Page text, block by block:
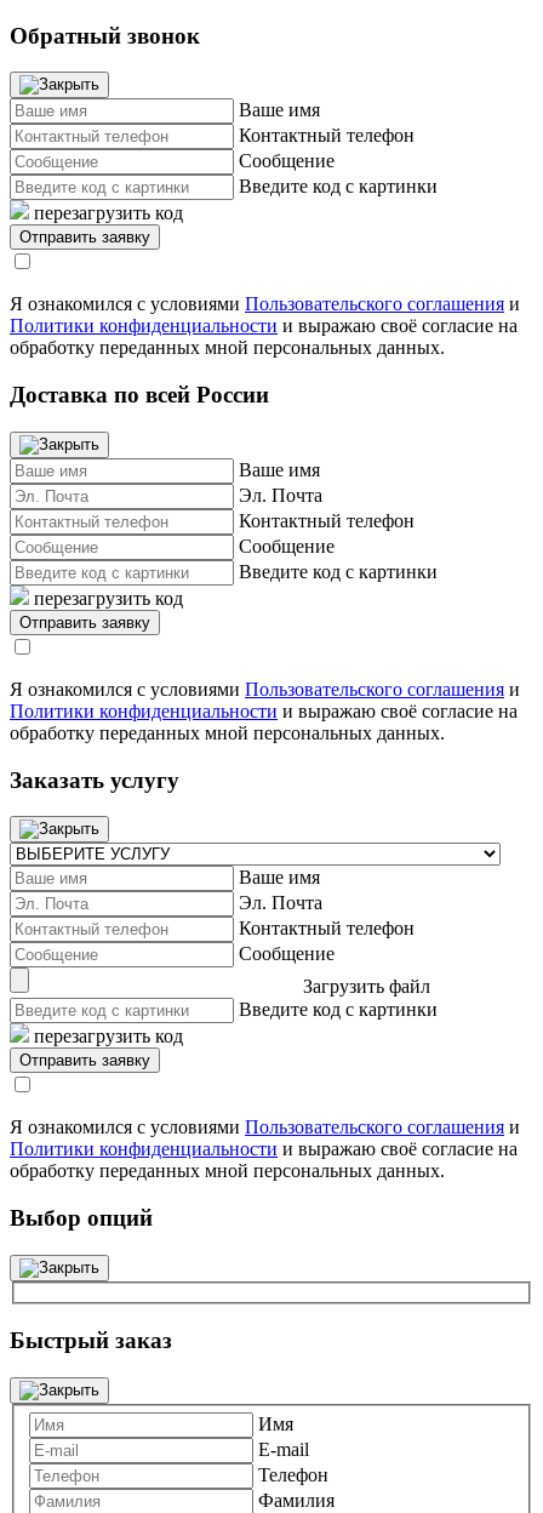
Обратный звонок
Ваше имя
Контактный телефон
Сообщение
Введите код с картинки
перезагрузить код
Я ознакомился с условиями Пользовательского соглашения и
Политики конфиденциальности и выражаю своё согласие на
обработку переданных мной персональных данных.
Доставка по всей России
Ваше имя
Эл. Почта
Контактный телефон
Сообщение
Введите код с картинки
перезагрузить код
Я ознакомился с условиями Пользовательского соглашения и
Политики конфиденциальности и выражаю своё согласие на
обработку переданных мной персональных данных.
Заказать услугу
Ваше имя
Эл. Почта
Контактный телефон
Сообщение
Загрузить файл
Введите код с картинки
перезагрузить код
Я ознакомился с условиями Пользовательского соглашения и
Политики конфиденциальности и выражаю своё согласие на
обработку переданных мной персональных данных.
Выбор опций
Быстрый заказ
Имя
E-mail
Телефон
Фамилия